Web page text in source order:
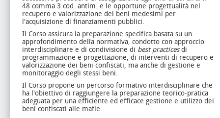
48 comma 3 cod. antim. e le opportune progettualità nel
recupero e valorizzazione dei beni medesimi per
l'acquisizione di finanziamenti pubblici.
Il Corso assicura la preparazione specifica basata su un
approfondimento della normativa, condotto con approccio
interdisciplinare e di condivisione di best practicesdi
programmazione e progettazione, di interventi di recupero e
valorizzazione dei beni confiscati, ma anche di gestione e
monitoraggio degli stessi beni.
Il Corso propone un percorso formativo interdisciplinare che
ha l'obiettivo di raggiungere la preparazione teorico-pratica
adeguata per una efficiente ed efficace gestione e utilizzo dei
beni confiscati alle mafie.